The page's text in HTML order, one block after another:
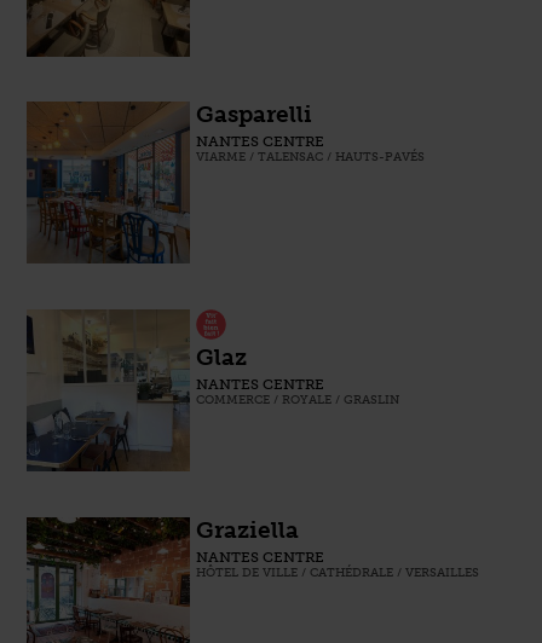
Gasparelli
NANTES CENTRE
VIARME / TALENSAC / HAUTS-PAVÉS
Glaz
NANTES CENTRE
COMMERCE / ROYALE / GRASLIN
Graziella
NANTES CENTRE
HÔTEL DE VILLE / CATHÉDRALE / VERSAILLES